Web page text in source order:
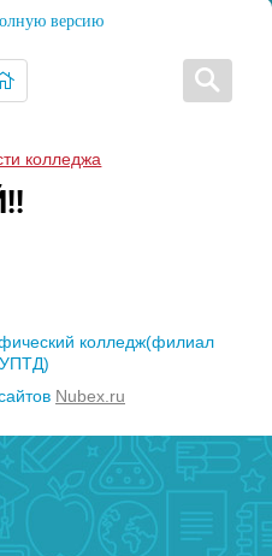
версию
колледжа
колледж(филиал
Nubex.ru